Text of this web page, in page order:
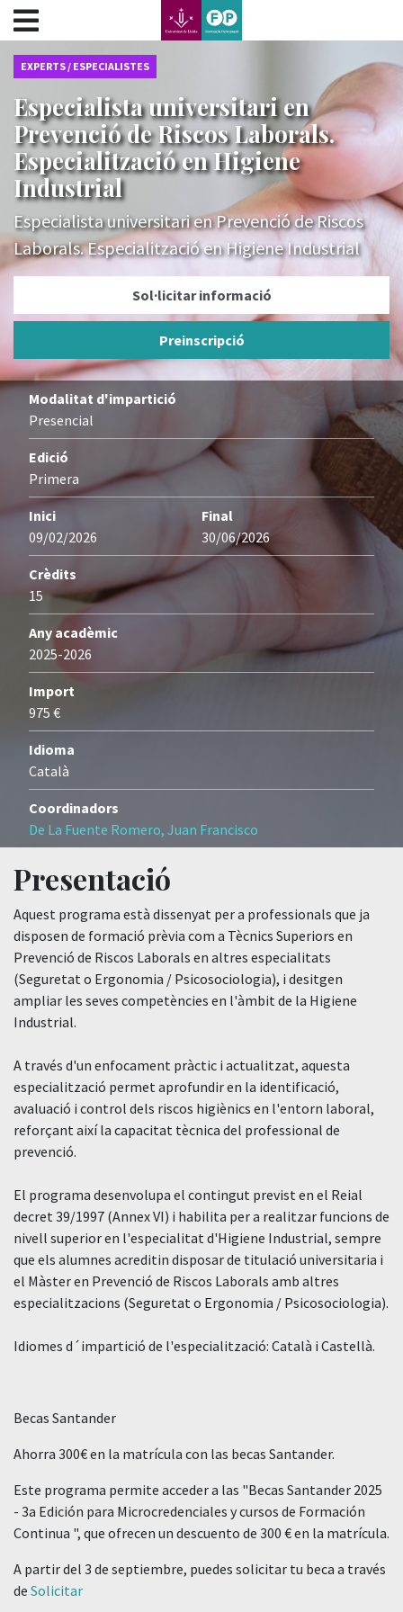
???label.access.jump.content???
???label.access.jump.header???
???label.access.jump.footer???
???label.access.jump.menu???
EXPERTS / ESPECIALISTES
Especialista universitari en
Prevenció de Riscos Laborals.
Especialització en Higiene
Industrial
Especialista universitari en Prevenció de Riscos
Laborals. Especialització en Higiene Industrial
Sol·licitar informació
Preinscripció
Modalitat d'impartició
Presencial
Edició
Primera
Inici
09/02/2026
Final
30/06/2026
Crèdits
15
Any acadèmic
2025-2026
Import
975 €
Idioma
Català
Coordinadors
De La Fuente Romero, Juan Francisco
Presentació
Aquest programa està dissenyat per a professionals que ja
disposen de formació prèvia com a Tècnics Superiors en
Prevenció de Riscos Laborals en altres especialitats
(Seguretat o Ergonomia / Psicosociologia), i desitgen
ampliar les seves competències en l'àmbit de la Higiene
Industrial.
A través d'un enfocament pràctic i actualitzat, aquesta
especialització permet aprofundir en la identificació,
avaluació i control dels riscos higiènics en l'entorn laboral,
reforçant així la capacitat tècnica del professional de
prevenció.
El programa desenvolupa el contingut previst en el Reial
decret 39/1997 (Annex VI) i habilita per a realitzar funcions de
nivell superior en l'especialitat d'Higiene Industrial, sempre
que els alumnes acreditin disposar de titulació universitaria i
el Màster en Prevenció de Riscos Laborals amb altres
especialitzacions (Seguretat o Ergonomia / Psicosociologia).
Idiomes d´impartició de l'especialització: Català i Castellà.
Becas Santander
Ahorra 300€ en la matrícula con las becas Santander.
Este programa permite acceder a las "Becas Santander 2025
- 3a Edición para Microcredenciales y cursos de Formación
Continua ", que ofrecen un descuento de 300 € en la matrícula.
A partir del 3 de septiembre, puedes solicitar tu beca a través
de Solicitar